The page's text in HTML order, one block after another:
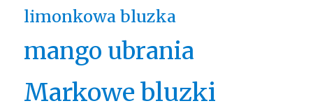
limonkowa bluzka
mango ubrania
Markowe bluzki